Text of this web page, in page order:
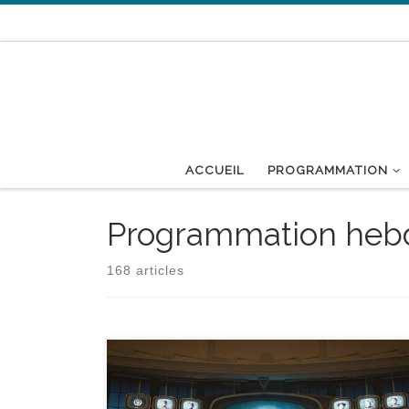
ACCUEIL PROGRAMMATION
Programmation
168 articles
réalisé par Francis Lawrence - avec Tom Blyth,